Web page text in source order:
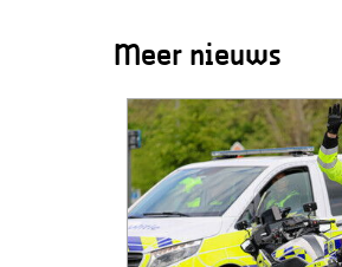
Meer nieuws